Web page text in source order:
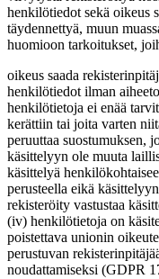
henkilötiedot sekä oikeus
täydennettyä, muun
huomioon tarkoitukset,
oikeus saada
henkilötiedot ilman
henkilötietoja ei enää
kerättiin tai joita varten
peruuttaa suostumuksen,
käsittelyyn ole muuta
käsittelyä
perusteella eikä
rekisteröity vastustaa
(iv) henkilötietoja on
poistettava unionin
perustuvan
noudattamiseksi (GDPR